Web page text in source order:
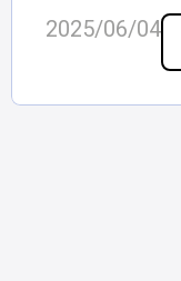
文 […]
2025/06/04